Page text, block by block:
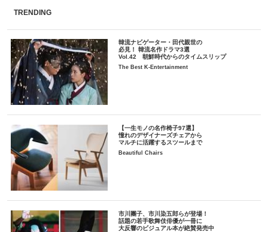
TRENDING
韓流ナビゲーター・田代親世の
必見！ 韓流名作ドラマ3選
Vol.42 朝鮮時代からのタイムスリップ
The Best K-Entertainment
【一生モノの名作椅子97選】
憧れのデザイナーズチェアから
マルチに活躍するスツールまで
Beautiful Chairs
市川團子、市川染五郎らが登場！
話題の若手歌舞伎俳優が一冊に
大反響のビジュアル本が絶賛発売中